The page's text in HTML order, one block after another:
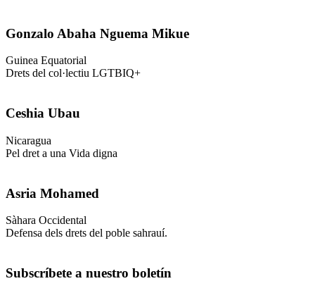
Gonzalo Abaha Nguema Mikue
Guinea Equatorial
Drets del col·lectiu LGTBIQ+
Ceshia Ubau
Nicaragua
Pel dret a una Vida digna
Asria Mohamed
Sàhara Occidental
Defensa dels drets del poble sahrauí.
Subscríbete a nuestro boletín